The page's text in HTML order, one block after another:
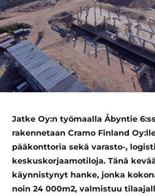
Jatke Oy:n työmaalla Åbyntie
rakennetaan Cramo Finland
pääkonttoria sekä varasto-,
keskuskorjaamotiloja. Tänä
käynnistynyt hanke, jonka
noin 24 000m2, valmistuu